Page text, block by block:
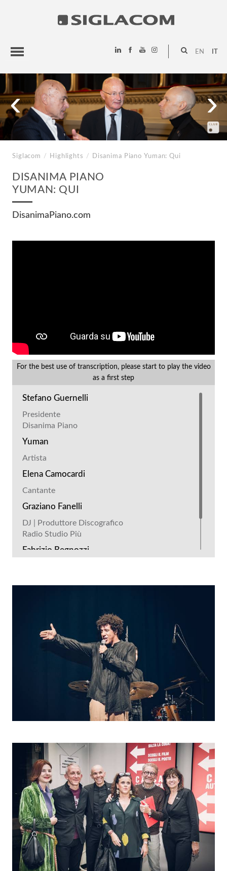
EN
HIGHLIGHTS
PROGETTI
SIGLACOM
‹ ›
Siglacom / Highlights / Disanima Piano Yuman: Qui
DISANIMA PIANO
YUMAN: QUI
DisanimaPiano.com
For the best use of transcription, please start to play the video
as a first step
Stefano Guernelli
Presidente
Disanima Piano
Yuman
Artista
Elena Camocardi
Cantante
Graziano Fanelli
DJ | Produttore Discografico
Radio Studio Più
Fabrizio Begnozzi